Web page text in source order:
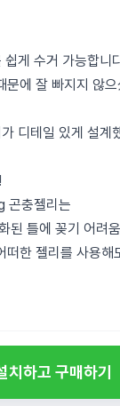
게 수거 가능합니
문에 잘 빠지지 않
디테일 있게 설계
곤충젤리는
된 틀에 꽂기 어려
떠한 젤리를 사용해
치하고 구매하기